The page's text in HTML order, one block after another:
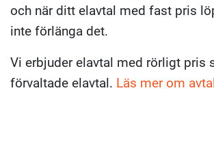
och när ditt elavtal med fast pris
inte förlänga det.
Vi erbjuder elavtal med rörligt pris
förvaltade elavtal. Läs mer om